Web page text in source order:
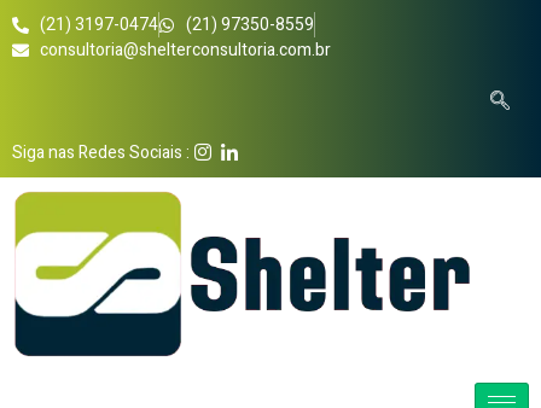
(21) 3197-0474
(21) 97350-8559
consultoria@shelterconsultoria.com.br
Siga nas Redes Sociais :